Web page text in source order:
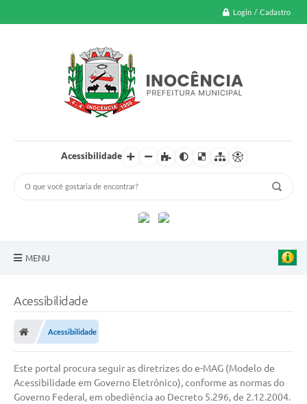
Login / Cadastro
Acessibilidade
MENU
Transparência Pública
Notícias
Legislação
Acessibilidade
Acessibilidade
Este portal procura seguir as diretrizes do e-MAG (Modelo de
Acessibilidade em Governo Eletrônico), conforme as normas do
Governo Federal, em obediência ao Decreto 5.296, de 2.12.2004.